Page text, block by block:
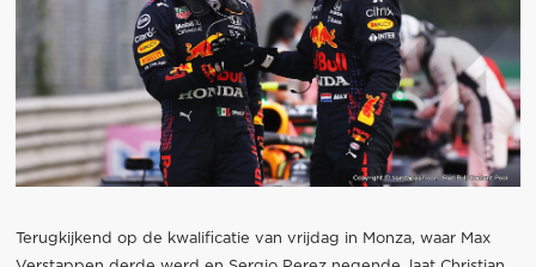
Terugkijkend op de kwalificatie van vrijdag in Monza, waar Max